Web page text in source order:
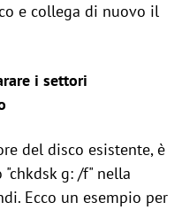
e collega di nuovo il
i settori
del disco esistente, è
g: /f" nella
Ecco un esempio per